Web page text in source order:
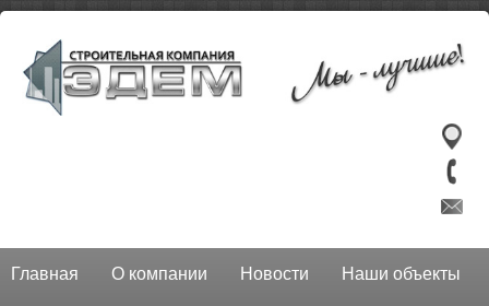
Главная О компании Новости
Наши объекты